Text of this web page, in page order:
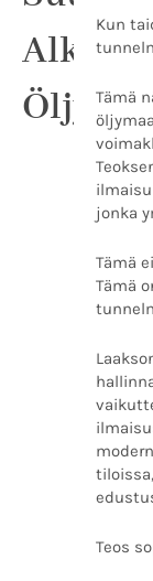
Kun
Tämä
jonka
Tämä
Tämä
Teos